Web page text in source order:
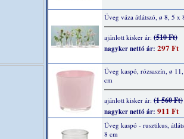
Üveg váza átlátszó, ø 8, 5 x
ajánlott kisker ár: (510 Ft)
nagyker nettó ár: 297 Ft
Üveg kaspó, rózsaszín, ø
cm
ajánlott kisker ár: (1 560 Ft)
nagyker nettó ár: 911 Ft
Üveg kaspó - rusztikus,
8 cm